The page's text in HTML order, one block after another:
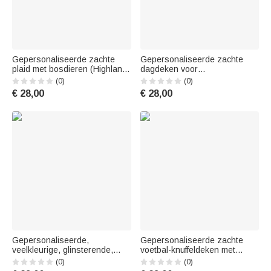
Gepersonaliseerde zachte
plaid met bosdieren (Highland-
koe, konijn en vossen) en
naam – Kinderkamerdecoratie
en kraamcadeau voor
(0)
€ 28,00
Gepersonaliseerde zachte
dagdeken voor
verpleegkundigen met naam –
Woonaccessoire,
bedankcadeau voor
jubileumcadeau voor
(0)
€ 28,00
Gepersonaliseerde,
veelkleurige, glinsterende,
huidvriendelijke, warme
cheerleading-deken met naam
(0)
Gepersonaliseerde zachte
voetbal-knuffeldeken met
cartoonfiguur, naam en
nummer – Woonaccessoire,
(0)